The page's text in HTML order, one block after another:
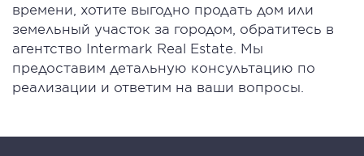
времени, хотите выгодно продать дом или
земельный участок за городом, обратитесь в
агентство Intermark Real Estate. Мы
предоставим детальную консультацию по
реализации и ответим на ваши вопросы.